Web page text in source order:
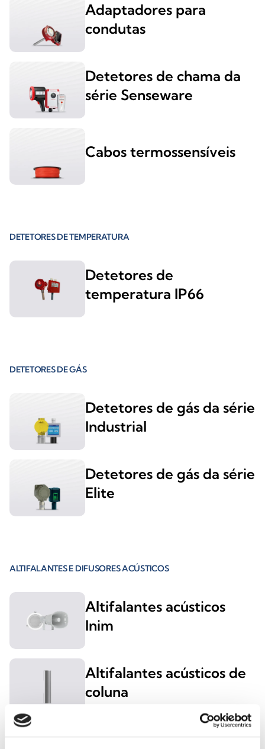
Adaptadores para
condutas
Detetores de chama da
série Senseware
Cabos termossensíveis
DETETORES DE TEMPERATURA
Detetores de
temperatura IP66
DETETORES DE GÁS
Detetores de gás da série
Industrial
Detetores de gás da série
Elite
ALTIFALANTES E DIFUSORES ACÚSTICOS
Altifalantes acústicos
Inim
Altifalantes acústicos de
coluna
Altifalantes acústicos de